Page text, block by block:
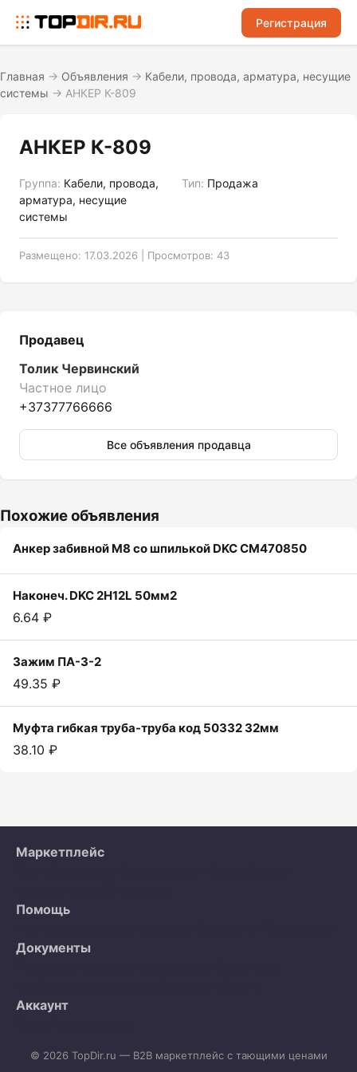
Регистрация
Главная → Объявления → Кабели, провода, арматура, несущие
системы → АНКЕР К-809
АНКЕР К-809
Группа: Кабели, провода,
арматура, несущие
системы
Тип: Продажа
Размещено: 17.03.2026 | Просмотров: 43
Продавец
Толик Червинский
Частное лицо
+37377766666
Все объявления продавца
Похожие объявления
Анкер забивной М8 со шпилькой DKC CM470850
Наконеч. DKC 2H12L 50мм2
6.64 ₽
Зажим ПА-3-2
49.35 ₽
Муфта гибкая труба-труба код 50332 32мм
38.10 ₽
Маркетплейс
Помощь
Документы
Аккаунт
© 2026 TopDir.ru — B2B маркетплейс с тающими ценами